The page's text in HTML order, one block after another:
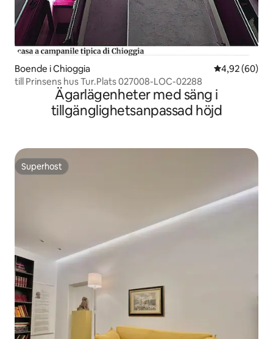
Boende i Chioggia 4,92 av 5 i
4,92 (60)
till Prinsens hus Tur.Plats 027008-LOC-02288
Ägarlägenheter med säng i
tillgänglighetsanpassad höjd
Superhost
Superhost